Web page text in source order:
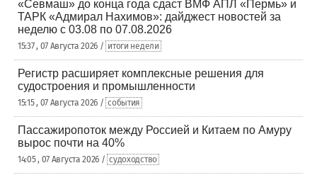
«Севмаш» до конца года сдаст ВМФ АПЛ «Пермь» и
ТАРК «Адмирал Нахимов»: дайджест новостей за
неделю с 03.08 по 07.08.2026
15:37 , 07 Августа 2026 / итоги недели
Регистр расширяет комплексные решения для
судостроения и промышленности
15:15 , 07 Августа 2026 / события
Пассажиропоток между Россией и Китаем по Амуру
вырос почти на 40%
14:05 , 07 Августа 2026 / судоходство